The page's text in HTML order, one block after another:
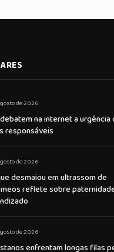
de 2026
na internet a urgência
responsáveis
de 2026
desmaiou em ultrassom de
reflete sobre
de 2026
enfrentam longas filas